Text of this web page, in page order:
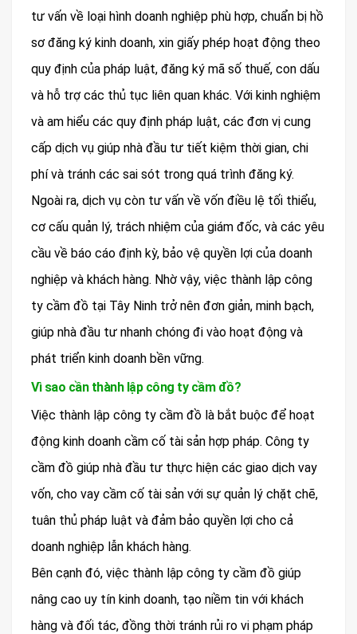
tư vấn về loại hình doanh nghiệp phù hợp, chuẩn bị hồ
sơ đăng ký kinh doanh, xin giấy phép hoạt động theo
quy định của pháp luật, đăng ký mã số thuế, con dấu
và hỗ trợ các thủ tục liên quan khác. Với kinh nghiệm
và am hiểu các quy định pháp luật, các đơn vị cung
cấp dịch vụ giúp nhà đầu tư tiết kiệm thời gian, chi
phí và tránh các sai sót trong quá trình đăng ký.
Ngoài ra, dịch vụ còn tư vấn về vốn điều lệ tối thiểu,
cơ cấu quản lý, trách nhiệm của giám đốc, và các yêu
cầu về báo cáo định kỳ, bảo vệ quyền lợi của doanh
nghiệp và khách hàng. Nhờ vậy, việc thành lập công
ty cầm đồ tại Tây Ninh trở nên đơn giản, minh bạch,
giúp nhà đầu tư nhanh chóng đi vào hoạt động và
phát triển kinh doanh bền vững.
Vì sao cần thành lập công ty cầm đồ?
Việc thành lập công ty cầm đồ là bắt buộc để hoạt
động kinh doanh cầm cố tài sản hợp pháp. Công ty
cầm đồ giúp nhà đầu tư thực hiện các giao dịch vay
vốn, cho vay cầm cố tài sản với sự quản lý chặt chẽ,
tuân thủ pháp luật và đảm bảo quyền lợi cho cả
doanh nghiệp lẫn khách hàng.
Bên cạnh đó, việc thành lập công ty cầm đồ giúp
nâng cao uy tín kinh doanh, tạo niềm tin với khách
hàng và đối tác, đồng thời tránh rủi ro vi phạm pháp